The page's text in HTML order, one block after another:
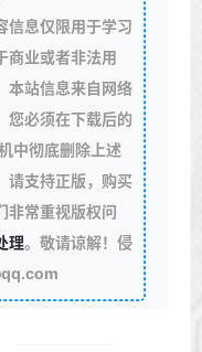
信息仅限用于学习
商业或者非法用
本站信息来自网络
您必须在下载后的
中彻底删除上述
请支持正版，购买
非常重视版权问
理。敬请谅解！侵